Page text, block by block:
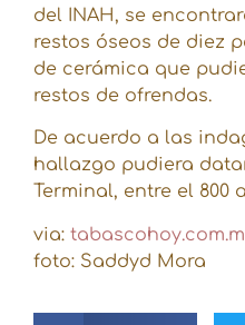
del INAH, se
restos óseos de diez
de cerámica que
restos de ofrendas.
De acuerdo a las
hallazgo pudiera
Terminal, entre el 800 a
via:
foto: Saddyd Mora